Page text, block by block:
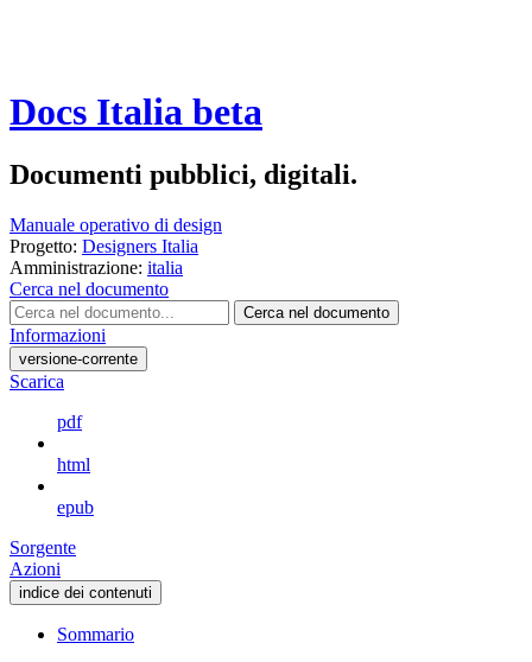
Docs Italia beta
Documenti pubblici, digitali.
Manuale operativo di design
Progetto: Designers Italia
Amministrazione: italia
Cerca nel documento
Cerca nel documento
Informazioni
versione-corrente
Scarica
pdf
html
epub
Sorgente
Azioni
indice dei contenuti
Sommario